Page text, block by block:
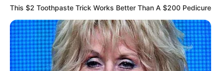
This $2 Toothpaste Trick Works Better Than A $200 Pedicure